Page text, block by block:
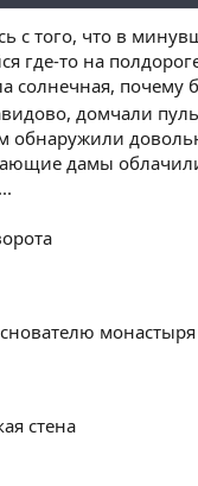
с того, что в
где-то на
солнечная, почему
домчали
обнаружили
дамы
стена